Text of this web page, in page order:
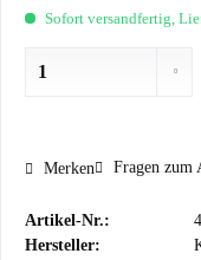
Sofort versandfertig,
Merken Fragen zum
Artikel-Nr.:
Hersteller: